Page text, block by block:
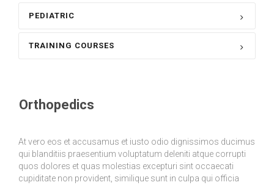
PEDIATRIC
TRAINING COURSES
Orthopedics
At vero eos et accusamus et iusto odio dignissimos ducimus
qui blanditiis praesentium voluptatum deleniti atque corrupti
quos dolores et quas molestias excepturi sint occaecati
cupiditate non provident, similique sunt in culpa qui officia